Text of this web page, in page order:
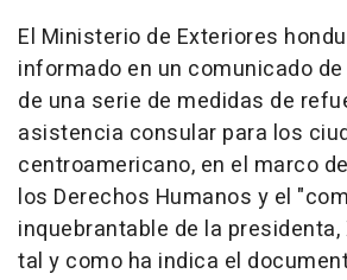
El Ministerio de Exteriores
informado en un comunicado
de una serie de medidas de
asistencia consular para los
centroamericano, en el marco
los Derechos Humanos y el
inquebrantable de la
tal y como ha indica el